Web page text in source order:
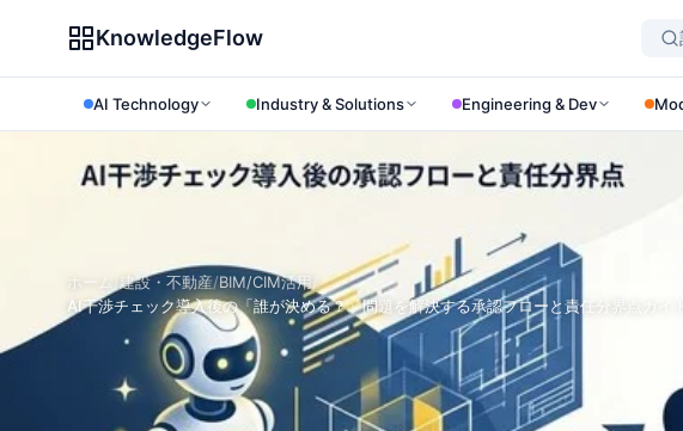
KnowledgeFlow
AI Technology Industry & Solutions Engineering & Dev
ホーム /建設・不動産/BIM/CIM活用/
AI干渉チェック導入後の「誰が決める？」問題を解決する承認フローと責任分界点ガイド